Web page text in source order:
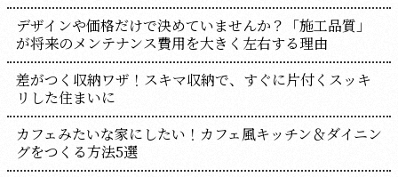
デザインや価格だけで決めていませんか？「施工品質」
が将来のメンテナンス費用を大きく左右する理由
差がつく収納ワザ！スキマ収納で、すぐに片付くスッキ
リした住まいに
カフェみたいな家にしたい！カフェ風キッチン＆ダイニン
グをつくる方法5選